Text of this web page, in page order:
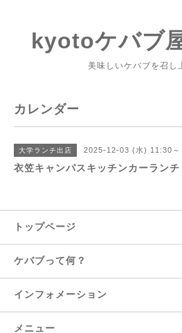
kyotoケバブ
美味しいケバブを召し
カレンダー
大学ランチ出店 2025-12-03 (水) 11:30～
衣笠キャンパスキッチンカーランチ
トップページ
ケバブって何？
インフォメーション
メニュー